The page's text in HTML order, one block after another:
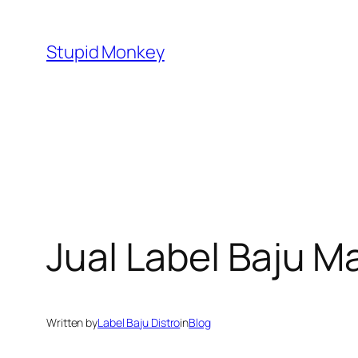
content
Stupid Monkey
Jual Label Baju
Written byLabel Baju DistroinBlog